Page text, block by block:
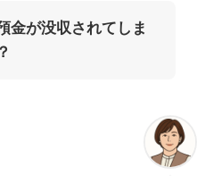
金が没収されてしま